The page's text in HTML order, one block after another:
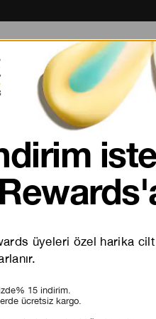
Online Servisler
Kontür
üyeleri özel harika cilt
15 indirim.
ücretsiz kargo.